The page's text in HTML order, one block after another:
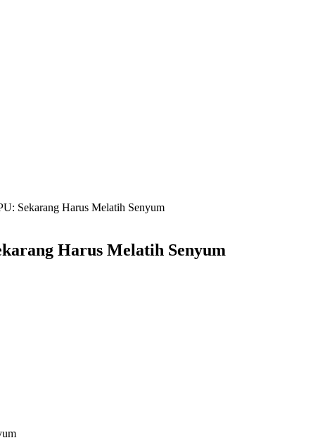
Sekarang Harus Melatih Senyum
Harus Melatih Senyum